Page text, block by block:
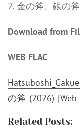
2. 金の斧、銀の
Download from
WEB FLAC
の斧
Related Posts: